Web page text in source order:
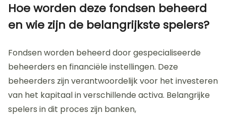
Hoe worden deze fondsen beheerd
en wie zijn de belangrijkste spelers?
Fondsen worden beheerd door gespecialiseerde
beheerders en financiële instellingen. Deze
beheerders zijn verantwoordelijk voor het investeren
van het kapitaal in verschillende activa. Belangrijke
spelers in dit proces zijn banken,